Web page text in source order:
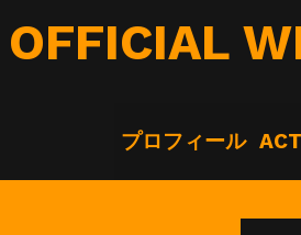
プロフィール